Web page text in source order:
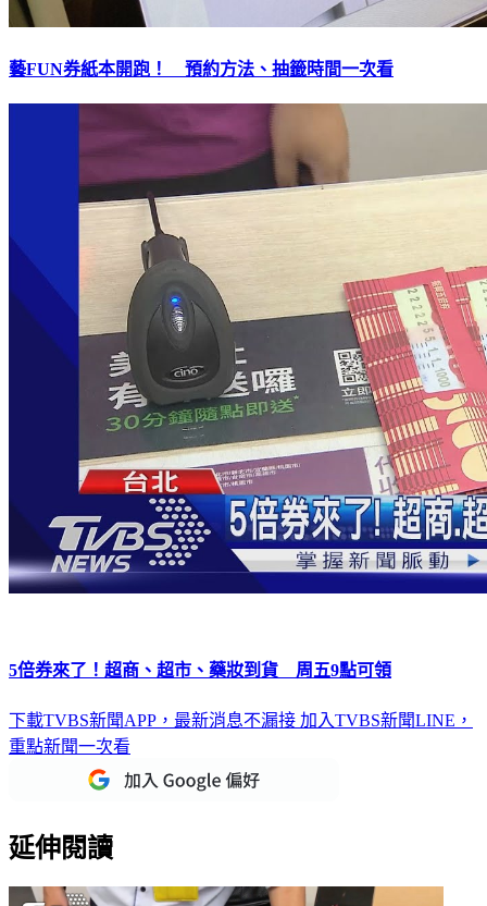
藝FUN券紙本開跑！ 預約方法、抽籤時間一次看
5倍券來了！超商、超市、藥妝到貨 周五9點可領
下載TVBS新聞APP，最新消息不漏接 加入TVBS新聞LINE，
重點新聞一次看
延伸閱讀